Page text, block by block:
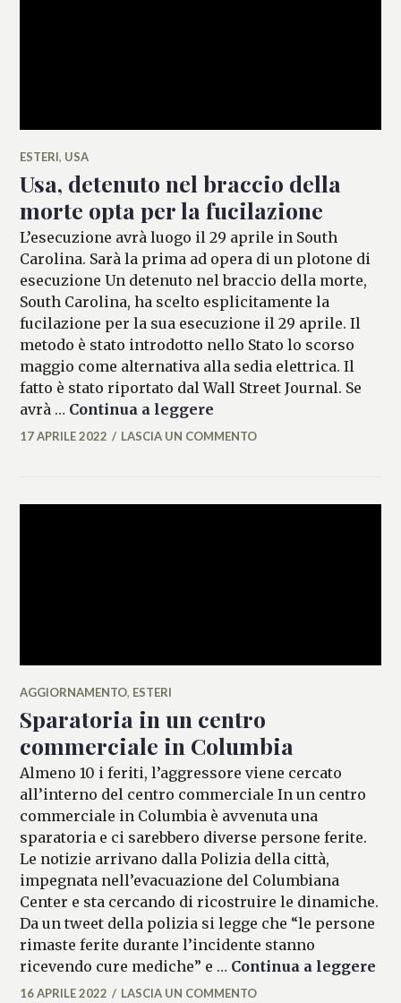
ESTERI, USA
Usa, detenuto nel braccio della
morte opta per la fucilazione
L’esecuzione avrà luogo il 29 aprile in South
Carolina. Sarà la prima ad opera di un plotone di
esecuzione Un detenuto nel braccio della morte,
South Carolina, ha scelto esplicitamente la
fucilazione per la sua esecuzione il 29 aprile. Il
metodo è stato introdotto nello Stato lo scorso
maggio come alternativa alla sedia elettrica. Il
fatto è stato riportato dal Wall Street Journal. Se
avrà … Continua a leggere
FEDERICO
17 APRILE 2022 LASCIA UN COMMENTO
AGGIORNAMENTO, ESTERI
Sparatoria in un centro
commerciale in Columbia
Almeno 10 i feriti, l’aggressore viene cercato
all’interno del centro commerciale In un centro
commerciale in Columbia è avvenuta una
sparatoria e ci sarebbero diverse persone ferite.
Le notizie arrivano dalla Polizia della città,
impegnata nell’evacuazione del Columbiana
Center e sta cercando di ricostruire le dinamiche.
Da un tweet della polizia si legge che “le persone
rimaste ferite durante l’incidente stanno
ricevendo cure mediche” e … Continua a leggere
FLAVIA
16 APRILE 2022 LASCIA UN COMMENTO